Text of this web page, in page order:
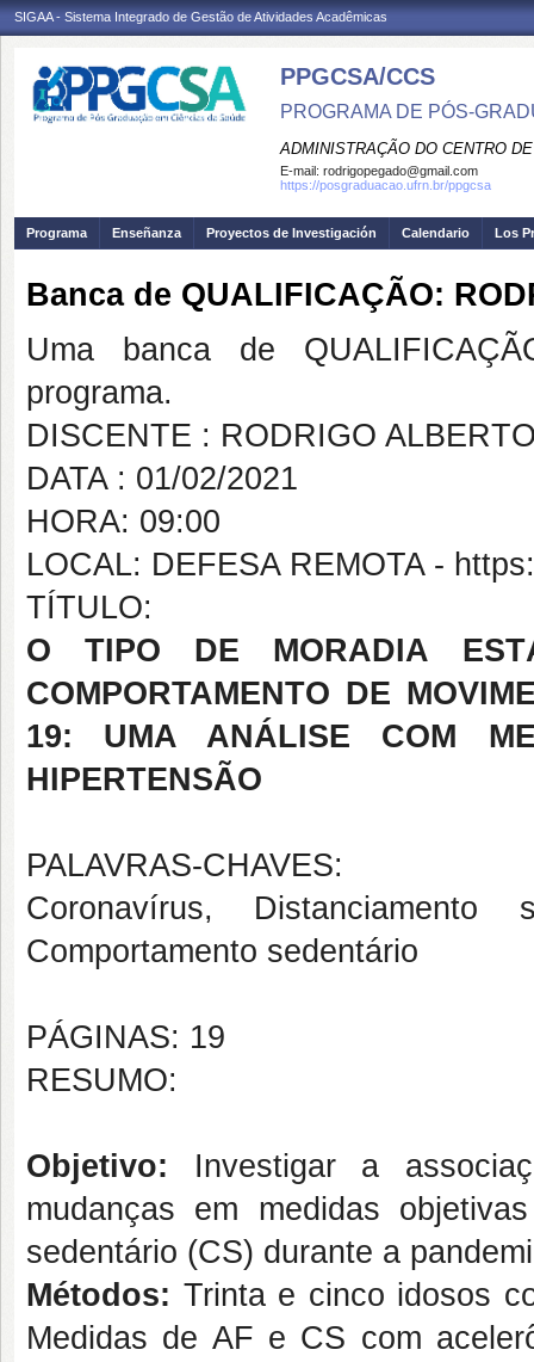
SIGAA - Sistema Integrado de Gestão de Atividades Acadêmicas
PPGCSA/CCS
PROGRAMA DE PÓS-
ADMINISTRAÇÃO DO CENTRO
E-mail: rodrigopegado@gmail.com
https://posgraduacao.ufrn.br/ppgcsa
Programa Enseñanza Proyectos de Investigación Calendario Los
Banca de QUALIFICAÇÃO:
Uma banca de
programa.
DISCENTE : RODRIGO
DATA : 01/02/2021
HORA: 09:00
LOCAL: DEFESA REMOTA -
TÍTULO:
O TIPO DE MORADIA
COMPORTAMENTO DE
19: UMA ANÁLISE COM
HIPERTENSÃO
PALAVRAS-CHAVES:
Coronavírus, Distanciamento
Comportamento sedentário
PÁGINAS: 19
RESUMO:
Objetivo: Investigar a
mudanças em medidas
sedentário (CS) durante a
Métodos: Trinta e cinco idosos
Medidas de AF e CS com